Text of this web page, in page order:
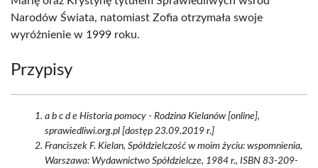
Narodów Świata, natomiast Zofia otrzymała swoje
wyróżnienie w 1999 roku.
Przypisy
a b c d e Historia pomocy - Rodzina Kielanów [online],
sprawiedliwi.org.pl [dostęp 23.09.2019 r.]
Franciszek F. Kielan, Spółdzielczość w moim życiu: wspomnienia,
Warszawa: Wydawnictwo Spółdzielcze, 1984 r., ISBN 83-209-